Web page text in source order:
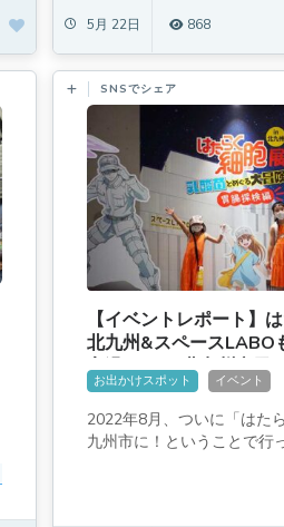
5月 22日 868
SNSでシェア
【イベントレポート】
北九州&スペースLABO
高過ぎた！[北九州市民
お出かけスポット イベント
2022年8月、ついに「はた
九州市に！ということで行